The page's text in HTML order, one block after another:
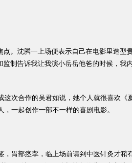
沈腾一上场便表示自己在电影里造型
制告诉我让我演小岳岳他爸的时候，我
合作的吴君如说，她个人就很喜欢《
一起创作一部不一样的喜剧电影。
部痉挛，临上场前请到中医针灸才稍